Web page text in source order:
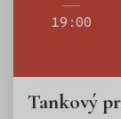
19:00
Tankový